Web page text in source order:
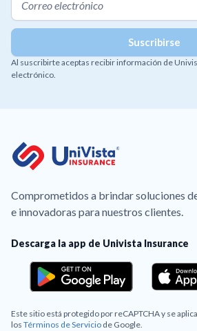
Al suscribirte aceptas recibir información de
electrónico.
Comprometidos a brindar soluciones
e innovadoras para nuestros clientes.
Descarga la app de Univista Insurance
Este sitio está protegido por reCAPTCHA y se
los Términos de Servicio de Google.